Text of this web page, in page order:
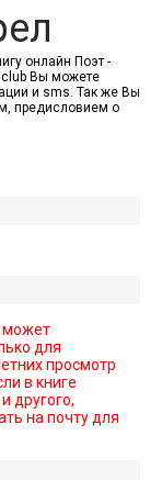
онлайн Поэт -
Вы можете
и sms. Так же Вы
предисловием о
может
для
просмотр
в книге
другого,
на почту для